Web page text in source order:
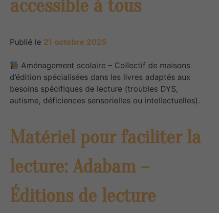
accessible à tous
Publié le 21 octobre 2025
Aménagement scolaire – Collectif de maisons
d’édition spécialisées dans les livres adaptés aux
besoins spécifiques de lecture (troubles DYS,
autisme, déficiences sensorielles ou intellectuelles).
Matériel pour faciliter la
lecture: Adabam –
Éditions de lecture